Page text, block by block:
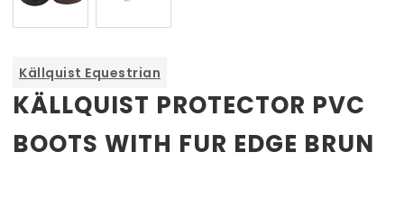
Källquist Equestrian
KÄLLQUIST PROTECTOR PVC
BOOTS WITH FUR EDGE BRUN